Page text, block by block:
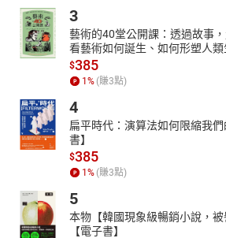
3
藝術的40堂公開課：透過故事
看藝術如何誕生、如何形塑人類
$385
1% (賺3點)
4
扁平時代：演算法如何限縮我
書】
$385
1% (賺3點)
5
本物【韓國現象級暢銷小說，被
【電子書】